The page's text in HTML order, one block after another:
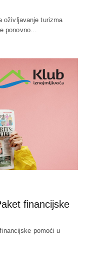
oživljavanje turizma
ponovno…
financijske
pomoći u